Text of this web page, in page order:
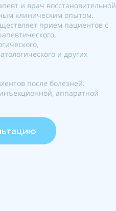
и врач восстановительной
клиническим опытом.
прием пациентов с
и других
после болезней.
аппаратной